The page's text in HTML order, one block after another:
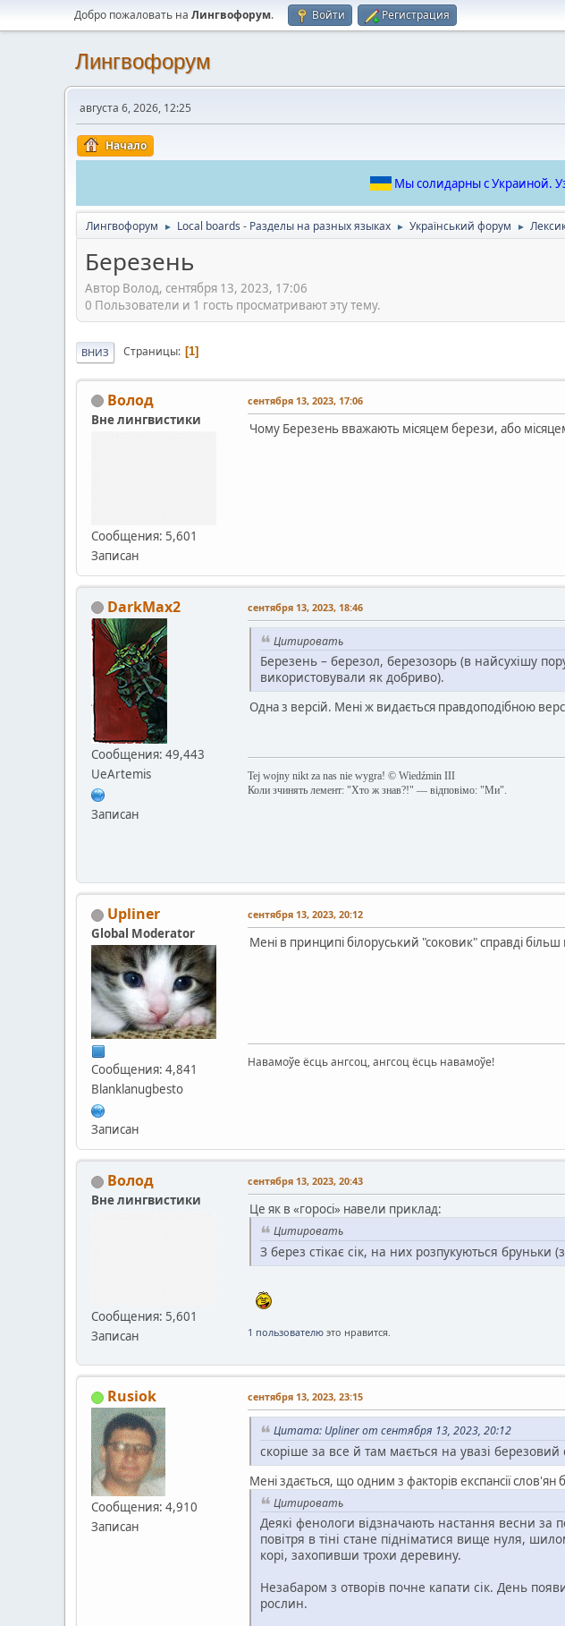
Добро пожаловать на Лингвофорум. Войти Регистрация
Лингвофорум
августа 6, 2026, 12:25
Начало
Мы солидарны с Украиной.
Лингвофорум ► Local boards - Разделы на разных языках ► Український форум ►
Березень
Автор Волод, сентября 13, 2023, 17:06
0 Пользователи и 1 гость просматривают эту тему.
ВНИЗ Страницы 1
Волод
Вне лингвистики
Сообщения: 5,601
Записан
сентября 13, 2023, 17:06
Чому Березень вважають місяцем берези, або
DarkMax2
Сообщения: 49,443
UeArtemis
Записан
сентября 13, 2023, 18:46
Цитировать
Березень – березол, березозорь (в найсухішу
використовували як добриво).
Одна з версій. Мені ж видається правдоподібною
Tej wojny nikt za nas nie wygra! © Wiedźmin III
Коли зчинять лемент: "Хто ж знав?!" — відповімо: "Ми".
Upliner
Global Moderator
Сообщения: 4,841
Blanklanugbesto
Записан
сентября 13, 2023, 20:12
Мені в принципі білоруський "соковик" справді
Навамоўе ёсць ангсоц, ангсоц ёсць навамоўе!
Волод
Вне лингвистики
Сообщения: 5,601
Записан
сентября 13, 2023, 20:43
Це як в «горосі» навели приклад:
Цитировать
З берез стікає сік, на них розпукуються бруньки
1 пользователю это нравится.
Rusiok
Сообщения: 4,910
Записан
сентября 13, 2023, 23:15
Цитата: Upliner от сентября 13, 2023, 20:12
скоріше за все й там мається на увазі березовий
Мені здається, що одним з факторів експансії
Цитировать
Деякі фенологи відзначають настання весни за
повітря в тіні стане підніматися вище нуля,
корі, захопивши трохи деревину.
Незабаром з отворів почне капати сік. День
рослин.